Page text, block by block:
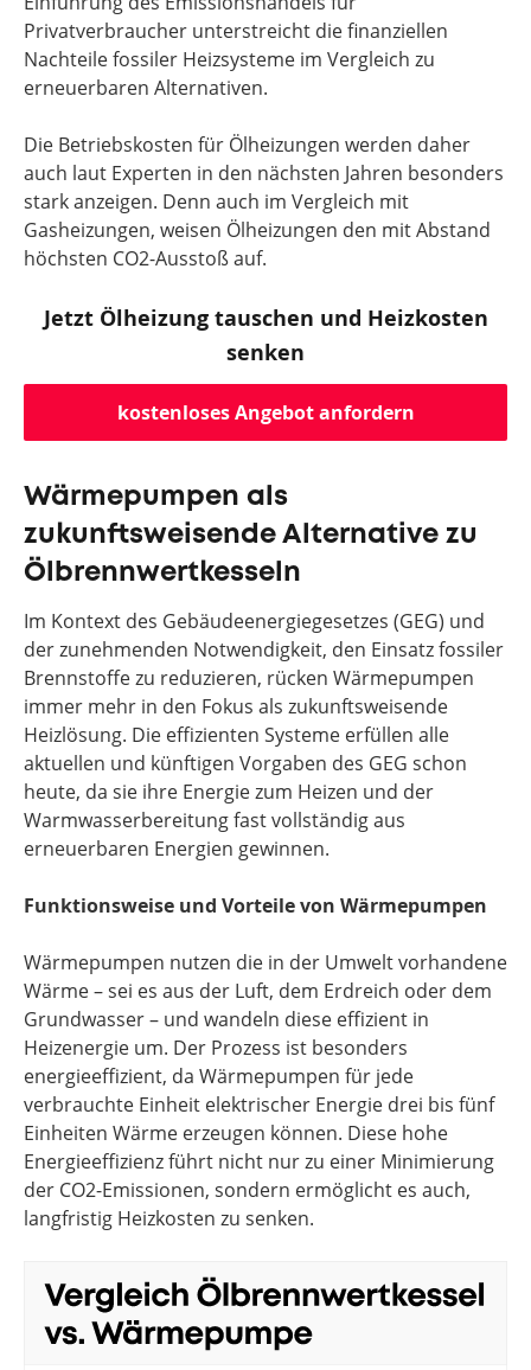
Privatverbraucher unterstreicht die finanziellen
Nachteile fossiler Heizsysteme im Vergleich zu
erneuerbaren Alternativen.
Die Betriebskosten für Ölheizungen werden daher
auch laut Experten in den nächsten Jahren besonders
stark anzeigen. Denn auch im Vergleich mit
Gasheizungen, weisen Ölheizungen den mit Abstand
höchsten CO2-Ausstoß auf.
Jetzt Ölheizung tauschen und Heizkosten
senken
kostenloses Angebot anfordern
Wärmepumpen als
zukunftsweisende Alternative zu
Ölbrennwertkesseln
Im Kontext des Gebäudeenergiegesetzes (GEG) und
der zunehmenden Notwendigkeit, den Einsatz fossiler
Brennstoffe zu reduzieren, rücken Wärmepumpen
immer mehr in den Fokus als zukunftsweisende
Heizlösung. Die effizienten Systeme erfüllen alle
aktuellen und künftigen Vorgaben des GEG schon
heute, da sie ihre Energie zum Heizen und der
Warmwasserbereitung fast vollständig aus
erneuerbaren Energien gewinnen.
Funktionsweise und Vorteile von Wärmepumpen
Wärmepumpen nutzen die in der Umwelt vorhandene
Wärme – sei es aus der Luft, dem Erdreich oder dem
Grundwasser – und wandeln diese effizient in
Heizenergie um. Der Prozess ist besonders
energieeffizient, da Wärmepumpen für jede
verbrauchte Einheit elektrischer Energie drei bis fünf
Einheiten Wärme erzeugen können. Diese hohe
Energieeffizienz führt nicht nur zu einer Minimierung
der CO2-Emissionen, sondern ermöglicht es auch,
langfristig Heizkosten zu senken.